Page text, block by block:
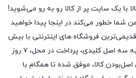
با یک سایت پر از کالا رو به رو می‌شوید!
شما خطور می‌کند در اینجا پیدا خواهید
قدیمی‌ترین فروشگاه های اینترنتی با بیش
از یک دهه تجربه، با پایبندی به سه اصل کلیدی، پرداخت در محل، ۷ روز
کالا، موفق شده تا همگام با